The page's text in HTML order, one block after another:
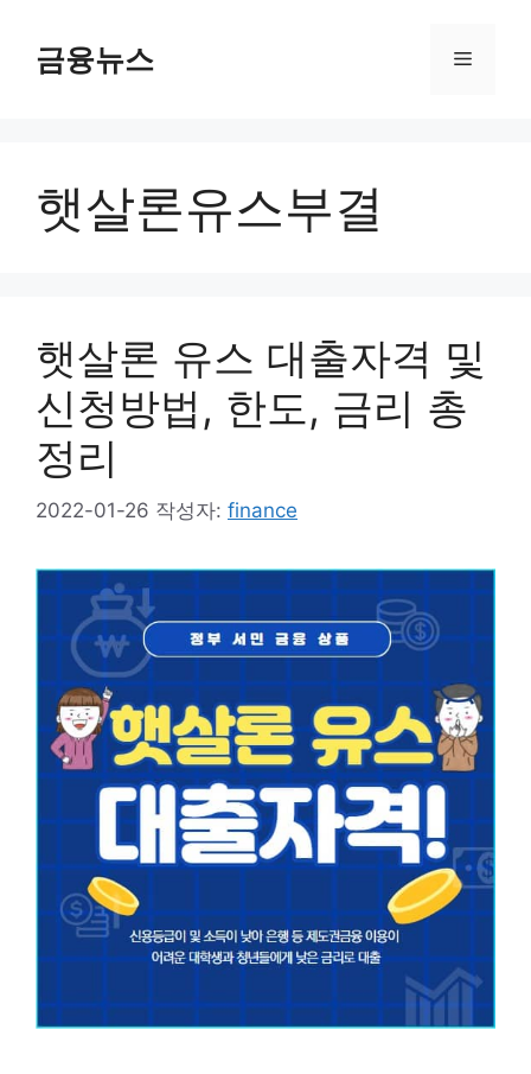
금융뉴스 메
햇살론유스부결
햇살론 유스 대출자격 및
신청방법, 한도, 금리 총
정리
2022-01-26 작성자: finance